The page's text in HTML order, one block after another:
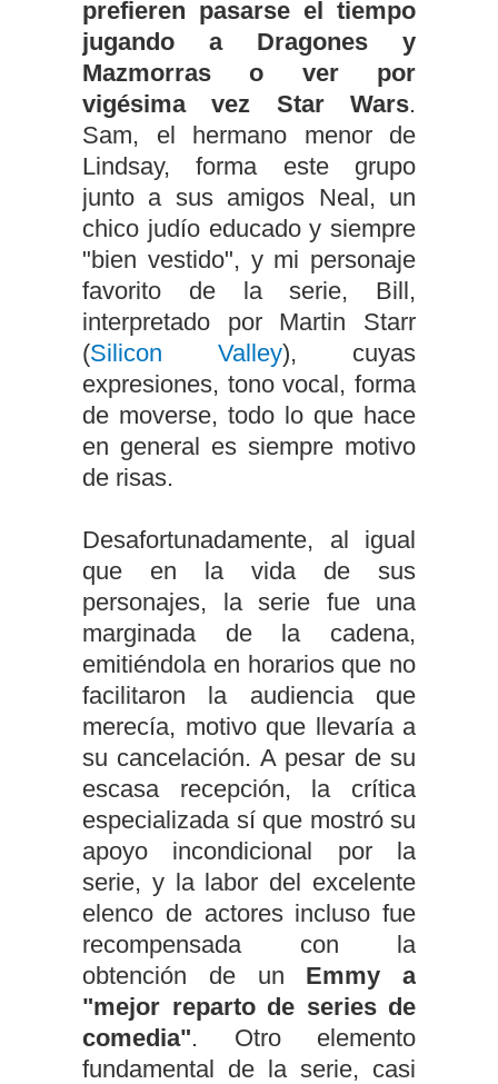
prefieren pasarse el tiempo
jugando a Dragones y
Mazmorras o ver por
vigésima vez Star Wars.
Sam, el hermano menor de
Lindsay, forma este grupo
junto a sus amigos Neal, un
chico judío educado y siempre
"bien vestido", y mi personaje
favorito de la serie, Bill,
interpretado por Martin Starr
(Silicon Valley), cuyas
expresiones, tono vocal, forma
de moverse, todo lo que hace
en general es siempre motivo
de risas.
Desafortunadamente, al igual
que en la vida de sus
personajes, la serie fue una
marginada de la cadena,
emitiéndola en horarios que no
facilitaron la audiencia que
merecía, motivo que llevaría a
su cancelación. A pesar de su
escasa recepción, la crítica
especializada sí que mostró su
apoyo incondicional por la
serie, y la labor del excelente
elenco de actores incluso fue
recompensada con la
obtención de un Emmy a
"mejor reparto de series de
comedia". Otro elemento
fundamental de la serie, casi